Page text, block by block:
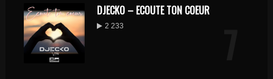
DJECKO – ECOUTE TON COEUR
2 233